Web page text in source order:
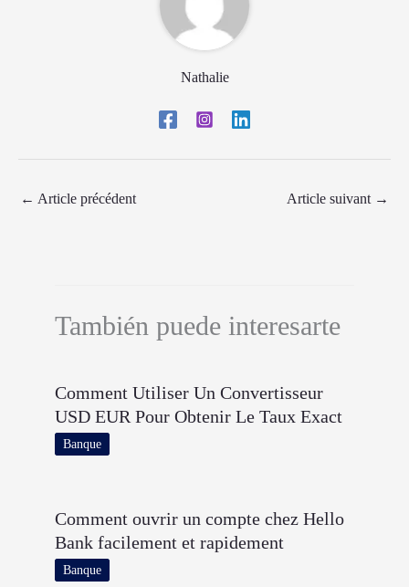
Nathalie
← Article précédent Article suivant →
También puede interesarte
Comment Utiliser Un Convertisseur
USD EUR Pour Obtenir Le Taux Exact
Banque
Comment ouvrir un compte chez Hello
Bank facilement et rapidement
Banque